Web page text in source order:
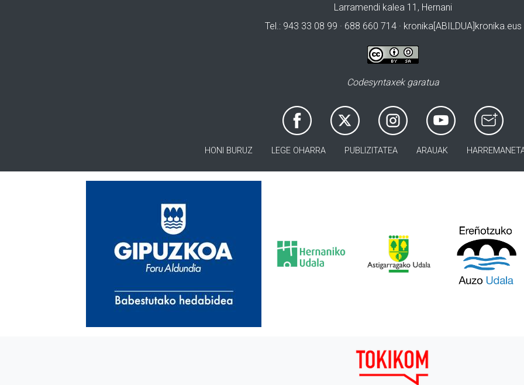
Larramendi kalea 11, Hernani
Tel.: 943 33 08 99 · 688 660 714 · kronika[ABILDUA]kronika.eus
Codesyntaxek garatua
HONI BURUZ LEGE OHARRA PUBLIZITATEA ARAUAK